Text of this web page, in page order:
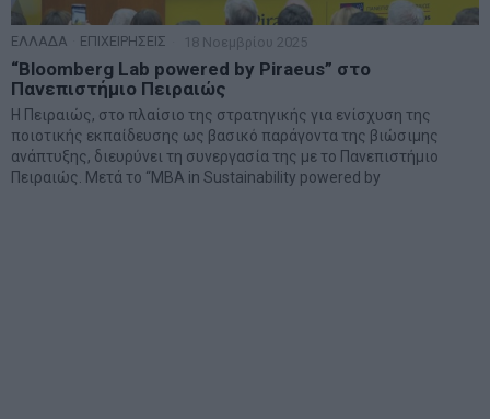
ΕΛΛΑΔΑ ΕΠΙΧΕΙΡΗΣΕΙΣ 18 Νοεμβρίου 2025
“Bloomberg Lab powered by Piraeus” στο
Πανεπιστήμιο Πειραιώς
H Πειραιώς, στο πλαίσιο της στρατηγικής για ενίσχυση της
ποιοτικής εκπαίδευσης ως βασικό παράγοντα της βιώσιμης
ανάπτυξης, διευρύνει τη συνεργασία της με το Πανεπιστήμιο
Πειραιώς. Μετά το “MBA in Sustainability powered by